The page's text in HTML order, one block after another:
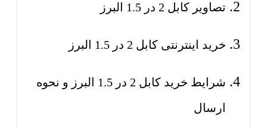
تصاویر کابل 2 در 1.5 البرز
خرید اینترنتی کابل 2 در 1.5 البرز
شرایط خرید کابل 2 در 1.5 البرز و نحوه
ارسال